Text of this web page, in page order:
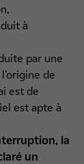
à
par une
de
est de
est apte à
la
un